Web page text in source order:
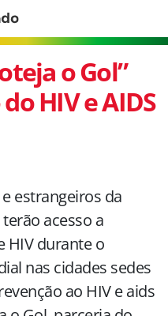
o Gol”
HIV e AIDS
estrangeiros da
acesso a
HIV durante o
nas cidades sedes
ao HIV e aids